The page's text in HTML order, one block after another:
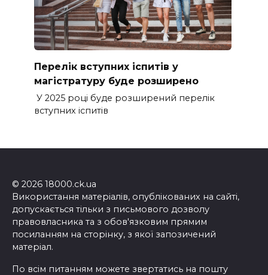
Перелік вступних іспитів у
магістратуру буде розширено
У 2025 році буде розширений перелік
вступних іспитів
© 2026 18000.ck.ua
Використання матеріалів, опублікованих на сайті,
допускається тільки з письмового дозволу
правовласника та з обов'язковим прямим
посиланням на сторінку, з якої запозичений
матеріал.
По всім питанням можете звертатись на пошту